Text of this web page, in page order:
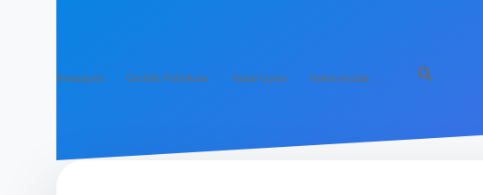
Anasayfa Gizlilik Politikası Yasal Uyarı Hakkımızda